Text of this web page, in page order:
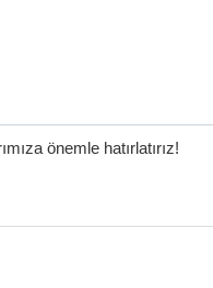
önemle hatırlatırız!